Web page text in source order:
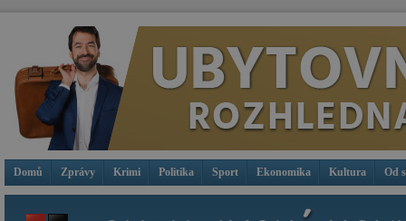
Domů Zprávy Krimi Politika Sport Ekonomika Kultura Od